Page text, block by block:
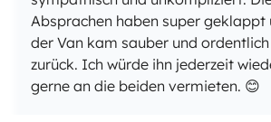
Absprachen haben super geklappt
der Van kam sauber und ordentlich
zurück. Ich würde ihn jederzeit
gerne an die beiden vermieten. 😊